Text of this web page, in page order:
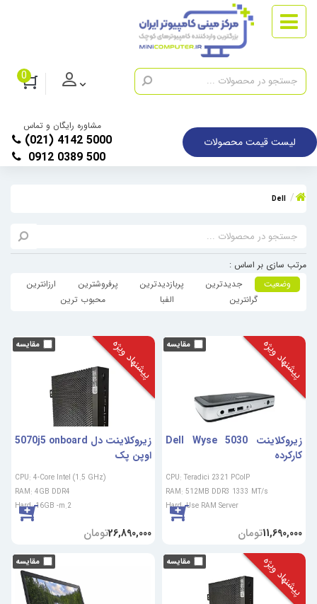
0
لیست قیمت محصولات
مشاوره رایگان و تماس
(021) 4142 5000
0912 0389 500
Dell
مرتب سازی بر اساس :
وضعیت
جدیدترین پربازدیدترین پرفروشترین
ارزانترین
گرانترین
الفبا محبوب ترین
پیشنهاد ویژه
زیروکلاینت Dell Wyse 5030
کارکرده
CPU: Teradici 2321 PCoIP
RAM: 512MB DDR3 1333 MT/s
Hard: Use RAM Server
11,690,000تومان
پیشنهاد ویژه
زیروکلاینت دل 5070j5 onboard
اوپن پک
CPU: 4-Core Intel (1.5 GHz)
RAM: 4GB DDR4
Hard: 16GB -m.2
26,890,000تومان
پیشنهاد ویژه